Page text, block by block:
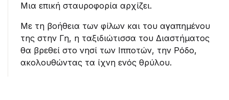
Μια επική σταυροφορία αρχίζει.
Με τη βοήθεια των φίλων και του αγαπημένου
της στην Γη, η ταξιδιώτισσα του Διαστήματος
θα βρεθεί στο νησί των Ιπποτών, την Ρόδο,
ακολουθώντας τα ίχνη ενός θρύλου.